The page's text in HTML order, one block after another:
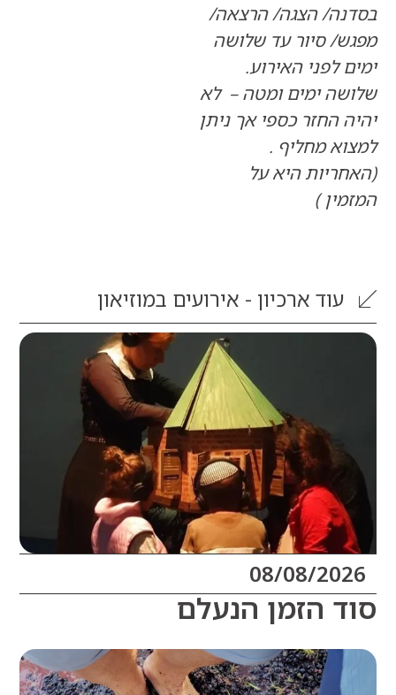
הצגה/ הרצאה/
סיור עד שלושה
לפני האירוע.
ימים ומטה – לא
החזר כספי אך ניתן
מחליף .
היא על
)
עודארכיון - אירועים במוזיאון
08/08/
הזמן הנעלם